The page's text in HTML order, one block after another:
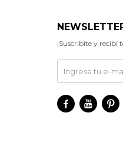
¡Suscribite y recibí
  